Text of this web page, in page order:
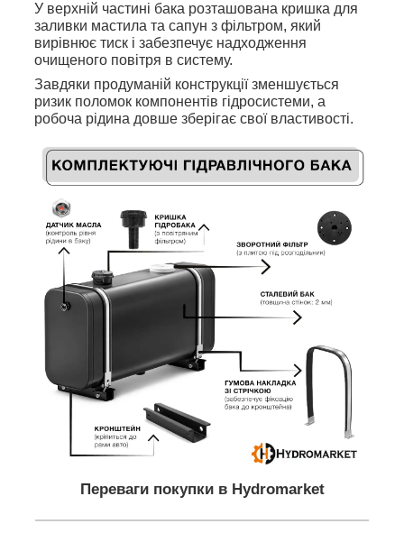
У верхній частині бака розташована кришка для
заливки мастила та сапун з фільтром, який
вирівнює тиск і забезпечує надходження
очищеного повітря в систему.
Завдяки продуманій конструкції зменшується
ризик поломок компонентів гідросистеми, а
робоча рідина довше зберігає свої властивості.
Переваги покупки в Hydromarket